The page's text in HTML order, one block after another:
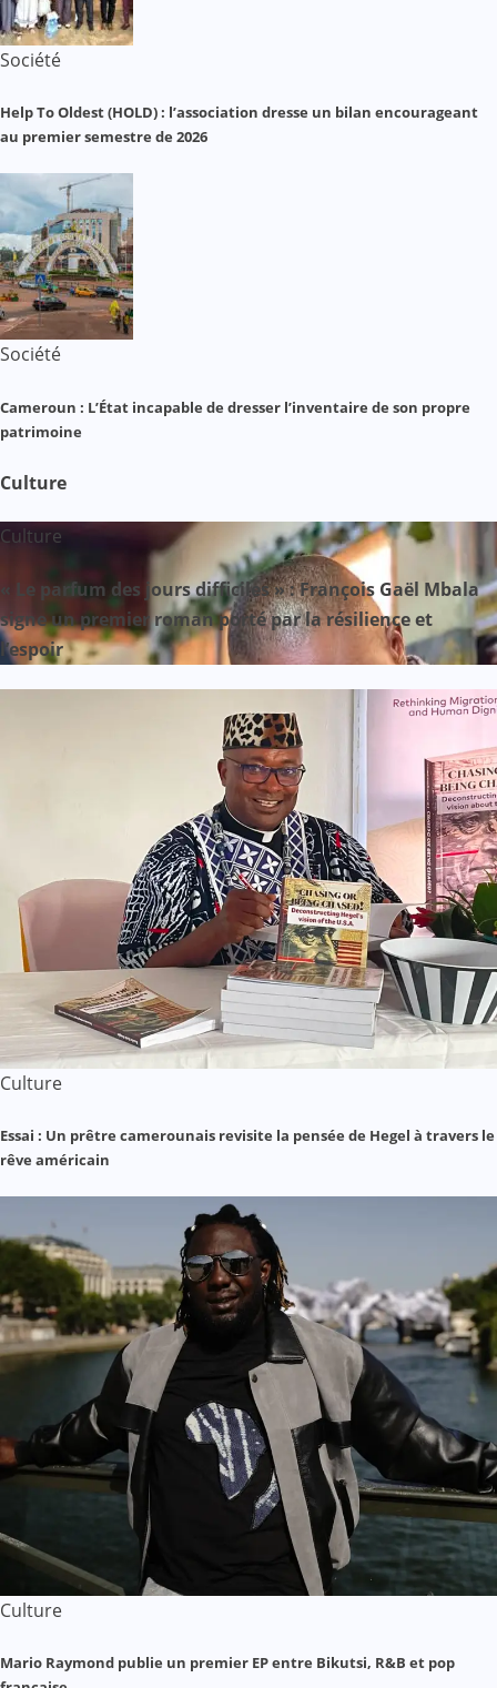
Société
Help To Oldest (HOLD) : l’association dresse un bilan encourageant
au premier semestre de 2026
Société
Cameroun : L’État incapable de dresser l’inventaire de son propre
patrimoine
Culture
Culture
« Le parfum des jours difficiles » : François Gaël Mbala
signe un premier roman porté par la résilience et
l’espoir
Culture
Essai : Un prêtre camerounais revisite la pensée de Hegel à travers le
rêve américain
Culture
Mario Raymond publie un premier EP entre Bikutsi, R&B et pop